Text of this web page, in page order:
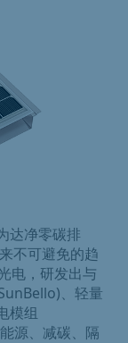
达净零碳排
可避免的趋
，研发出与
、轻量
模组
、减碳、隔